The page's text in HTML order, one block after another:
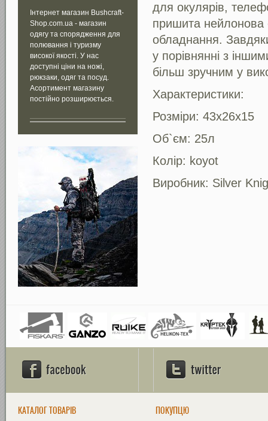
Інтернет магазин Bushcraft-
Shop.com.ua - магазин
одягу та спорядження для
полювання і туризму
високої якості. У нас
доступні ціни на ножі,
рюкзаки, одяг та посуд.
Асортимент магазину
постійно розширюється.
для окулярів,
пришита нейлонова
обладнання.
у порівнянні з
більш зручним у
Характеристики:
Розміри: 43х26х15
Об`єм: 25л
Колір: koyot
Виробник: Silver
КАТАЛОГ ТОВАРІВ ПОКУПЦЮ